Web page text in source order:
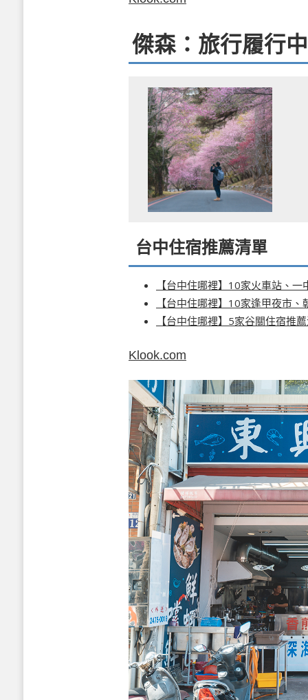
傑森：旅行履行中
台中住宿推薦清單
【台中住哪裡】10家火車站、
【台中住哪裡】10家逢甲夜市
【台中住哪裡】5家谷關住宿推
Klook.com